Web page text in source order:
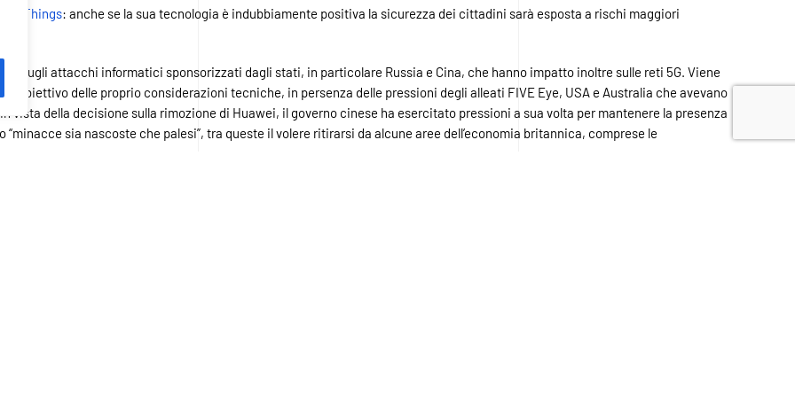
of Things: anche se la sua tecnologia è indubbiamente positiva la sicurezza dei cittadini sarà esposta a rischi maggiori
sugli attacchi informatici sponsorizzati dagli stati, in particolare Russia e Cina, che hanno impatto inoltre sulle reti 5G. Viene
obiettivo delle proprio considerazioni tecniche, in persenza delle pressioni degli alleati FIVE Eye, USA e Australia che avevano
vista della decisione sulla rimozione di Huawei, il governo cinese ha esercitato pressioni a sua volta per mantenere la presenza
sia nascoste che palesi”, tra queste il volere ritirarsi da alcune aree dell’economia britannica, comprese le